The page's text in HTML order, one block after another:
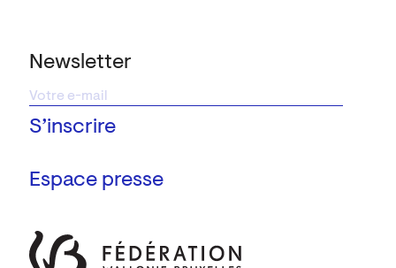
Newsletter
Espace presse